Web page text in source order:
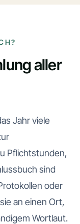
aller
Jahr viele
Pflichtstunden,
sind
oder
an einen Ort,
Wortlaut.